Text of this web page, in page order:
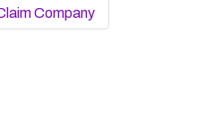
Company